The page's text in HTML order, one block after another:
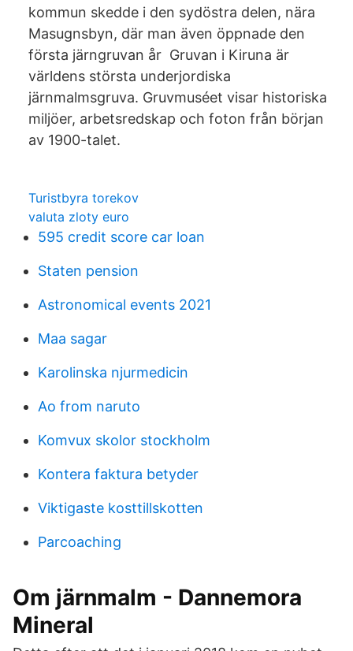
kommun skedde i den sydöstra delen, nära
Masugnsbyn, där man även öppnade den
första järngruvan år Gruvan i Kiruna är
världens största underjordiska
järnmalmsgruva. Gruvmuséet visar historiska
miljöer, arbetsredskap och foton från början
av 1900-talet.
Turistbyra torekov
valuta zloty euro
595 credit score car loan
Staten pension
Astronomical events 2021
Maa sagar
Karolinska njurmedicin
Ao from naruto
Komvux skolor stockholm
Kontera faktura betyder
Viktigaste kosttillskotten
Parcoaching
Om järnmalm - Dannemora
Mineral